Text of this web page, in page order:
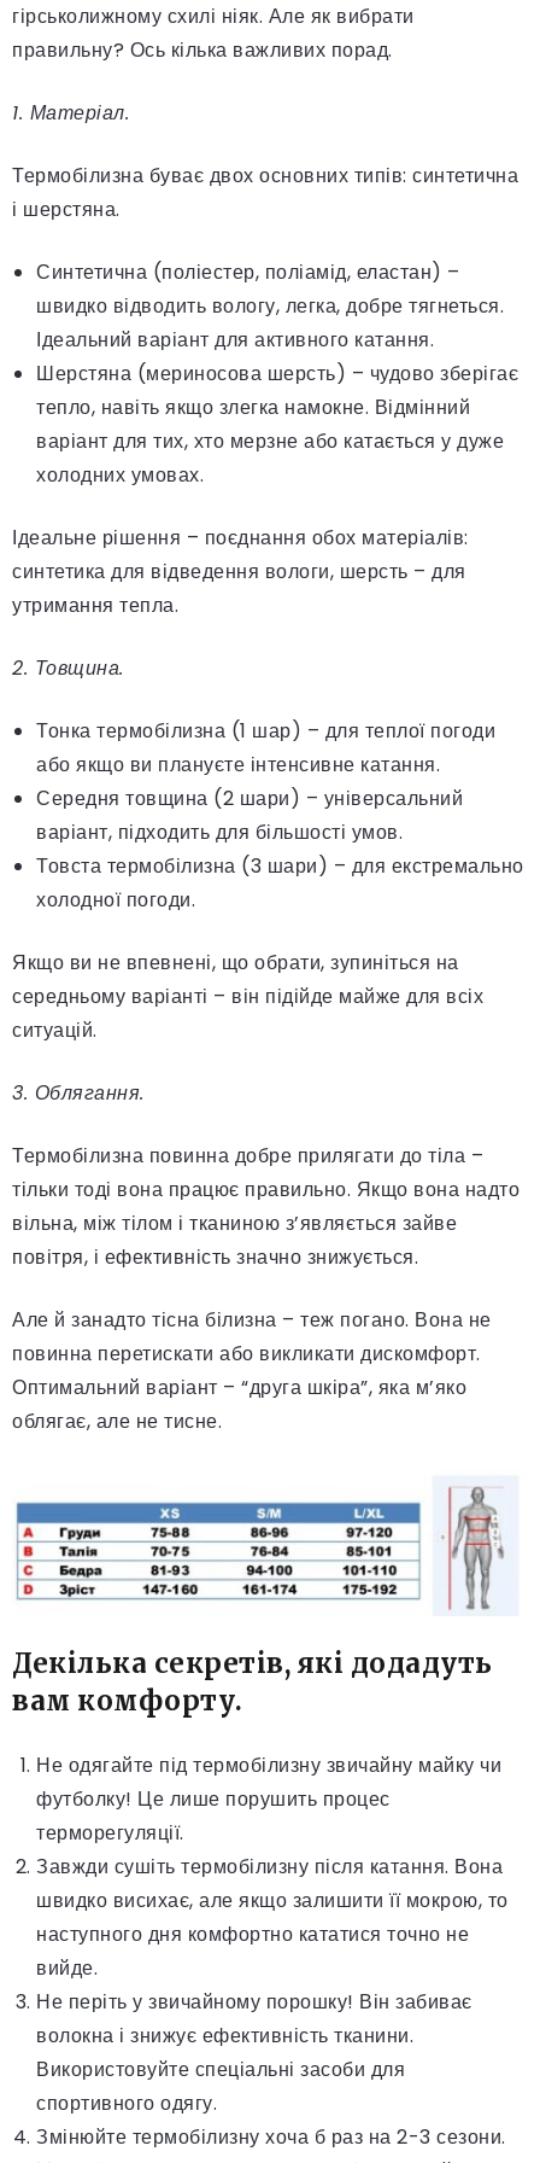
гірськолижному схилі ніяк. Але як вибрати
правильну? Ось кілька важливих порад.
1. Матеріал.
Термобілизна буває двох основних типів: синтетична
і шерстяна.
Синтетична (поліестер, поліамід, еластан) –
швидко відводить вологу, легка, добре тягнеться.
Ідеальний варіант для активного катання.
Шерстяна (мериносова шерсть) – чудово зберігає
тепло, навіть якщо злегка намокне. Відмінний
варіант для тих, хто мерзне або катається у дуже
холодних умовах.
Ідеальне рішення – поєднання обох матеріалів:
синтетика для відведення вологи, шерсть – для
утримання тепла.
2. Товщина.
Тонка термобілизна (1 шар) – для теплої погоди
або якщо ви плануєте інтенсивне катання.
Середня товщина (2 шари) – універсальний
варіант, підходить для більшості умов.
Товста термобілизна (3 шари) – для екстремально
холодної погоди.
Якщо ви не впевнені, що обрати, зупиніться на
середньому варіанті – він підійде майже для всіх
ситуацій.
3. Облягання.
Термобілизна повинна добре прилягати до тіла –
тільки тоді вона працює правильно. Якщо вона надто
вільна, між тілом і тканиною з’являється зайве
повітря, і ефективність значно знижується.
Але й занадто тісна білизна – теж погано. Вона не
повинна перетискати або викликати дискомфорт.
Оптимальний варіант – “друга шкіра”, яка м’яко
облягає, але не тисне.
Декілька секретів, які додадуть
вам комфорту.
Не одягайте під термобілизну звичайну майку чи
футболку! Це лише порушить процес
терморегуляції.
Завжди сушіть термобілизну після катання. Вона
швидко висихає, але якщо залишити її мокрою, то
наступного дня комфортно кататися точно не
вийде.
Не періть у звичайному порошку! Він забиває
волокна і знижує ефективність тканини.
Використовуйте спеціальні засоби для
спортивного одягу.
Змінюйте термобілизну хоча б раз на 2-3 сезони.